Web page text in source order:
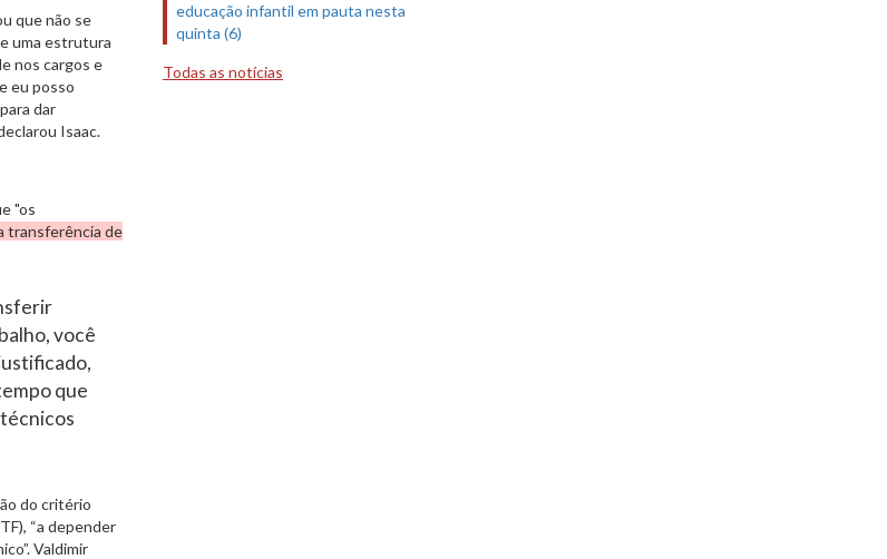
que não se
uma estrutura
nos cargos e
eu posso
dar
Isaac.
"os
transferência de
você
que
do critério
“a depender
Valdimir
educação infantil em pauta nesta
quinta (6)
Todas as notícias